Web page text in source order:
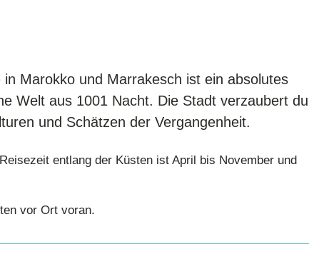
Marokko und Marrakesch ist ein absolutes
Welt aus 1001 Nacht. Die Stadt verzaubert
und Schätzen der Vergangenheit.
entlang der Küsten ist April bis November und
vor Ort voran.